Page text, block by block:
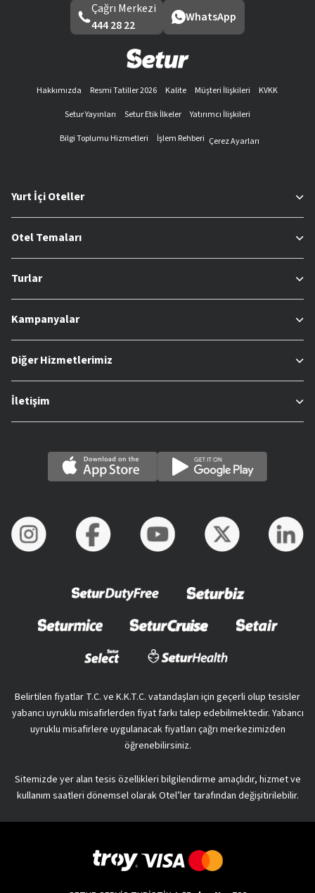
Çağrı Merkezi
444 28 22
WhatsApp
Hakkımızda Resmi Tatiller 2026 Kalite Müşteri İlişkileri
KVKK
Setur Yayınları
Setur Etik İlkeler
Yatırımcı İlişkileri
Bilgi Toplumu Hizmetleri
İşlem Rehberi Çerez Ayarları
Yurt İçi Oteller
Otel Temaları
Turlar
Kampanyalar
Diğer Hizmetlerimiz
İletişim
Belirtilen fiyatlar T.C. ve K.K.T.C. vatandaşları için geçerli olup tesisler
yabancı uyruklu misafirlerden fiyat farkı talep edebilmektedir. Yabancı
uyruklu misafirlere uygulanacak fiyatları çağrı merkezimizden
öğrenebilirsiniz.
Sitemizde yer alan tesis özellikleri bilgilendirme amaçlıdır, hizmet ve
kullanım saatleri dönemsel olarak Otel’ler tarafından değişitirilebilir.